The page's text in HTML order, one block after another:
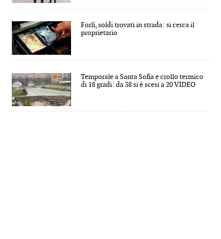
Forlì, soldi trovati in strada: si cerca il
proprietario
Temporale a Santa Sofia e crollo termico
di 18 gradi: da 38 si è scesi a 20 VIDEO